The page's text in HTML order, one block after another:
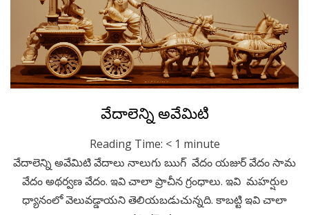
Posted
on
March 13, 2023
Telugu
వేదాలెన్ని అవేమిటి
Reading Time: < 1 minute
వేదాలెన్ని అవేమిటి వేదాలు నాలుగు ఋగ్ వేదం యజుర్ వేదం సామ
వేదం అథర్వణ వేదం. ఇవి చాలా ప్రాచీన గ్రంధాలు. ఇవి మహర్షుల
ధ్యానంలో వెలువడ్డాయని తెలియబడుచున్నది. కాబట్టి ఇవి చాలా